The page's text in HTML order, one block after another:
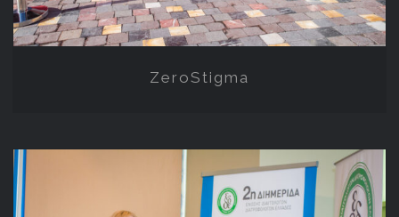
ZeroStigma